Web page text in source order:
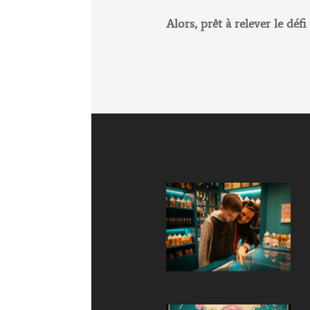
Alors, prêt à relever le défi